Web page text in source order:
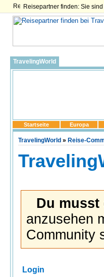
Reisepartner finden: Sie
TravelingWorld
Startseite Europa
TravelingWorld » Reise-
Du musst
anzusehen
Community
Login